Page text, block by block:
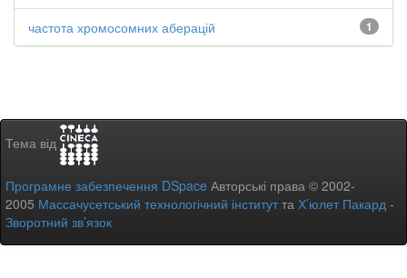
1
частота хромосомних аберацій
Тема від
Програмне забезпечення DSpace Авторські права © 2002-
2005 Массачусетський технологічний інститутта Х’юлет Пакард -
Зворотний зв’язок